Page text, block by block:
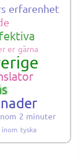
erfarenhet
er gärna
2 minuter
tyska